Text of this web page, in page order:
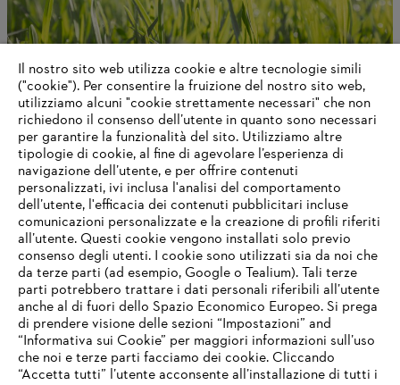
Governance e organizzazione aziendale
Informazioni per i fornitori
I prodotti
Contatto
Carriera
Sistema Whistleblower
Il nostro sito web utilizza cookie e altre tecnologie simili
("cookie"). Per consentire la fruizione del nostro sito web,
utilizziamo alcuni "cookie strettamente necessari" che non
richiedono il consenso dell’utente in quanto sono necessari
per garantire la funzionalità del sito. Utilizziamo altre
tipologie di cookie, al fine di agevolare l’esperienza di
navigazione dell’utente, e per offrire contenuti
personalizzati, ivi inclusa l'analisi del comportamento
dell’utente, l'efficacia dei contenuti pubblicitari incluse
comunicazioni personalizzate e la creazione di profili riferiti
all’utente. Questi cookie vengono installati solo previo
consenso degli utenti. I cookie sono utilizzati sia da noi che
da terze parti (ad esempio, Google o Tealium). Tali terze
parti potrebbero trattare i dati personali riferibili all’utente
anche al di fuori dello Spazio Economico Europeo. Si prega
di prendere visione delle sezioni “Impostazioni” and
“Informativa sui Cookie” per maggiori informazioni sull’uso
che noi e terze parti facciamo dei cookie. Cliccando
“Accetta tutti” l’utente acconsente all’installazione di tutti i